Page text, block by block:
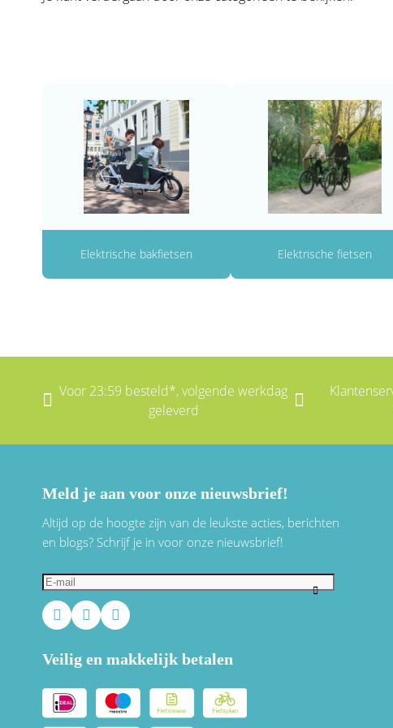
Elektrische bakfietsen Elektrische fietsen
Voor 23:59 besteld*, volgende werkdag
geleverd
Meld je aan voor onze nieuwsbrief!
Altijd op de hoogte zijn van de leukste acties, berichten
en blogs? Schrijf je in voor onze nieuwsbrief!
Veilig en makkelijk betalen